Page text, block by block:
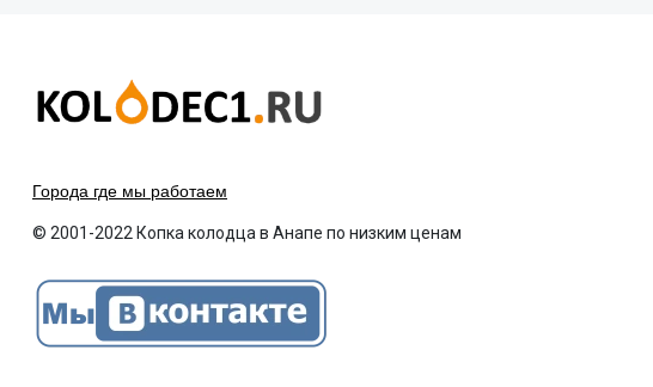
Города где мы работаем
© 2001-2022 Копка колодца в Анапе по низким ценам